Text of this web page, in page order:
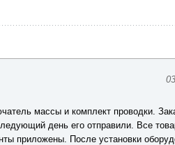
и комплект проводки. Заказ
его отправили. Все товары были
После установки оборудование